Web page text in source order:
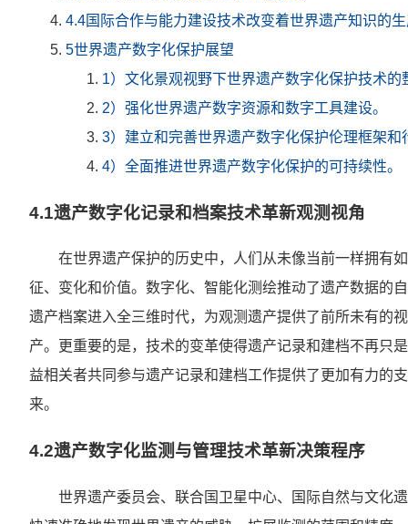
4.4国际合作与能力建设技术改变着世界遗产知识的
5世界遗产数字化保护展望
1）文化景观视野下世界遗产数字化保护技术的
2）强化世界遗产数字资源和数字工具建设。
3）建立和完善世界遗产数字化保护伦理框架和
4）全面推进世界遗产数字化保护的可持续性。
4.1遗产数字化记录和档案技术革新观测视角
在世界遗产保护的历史中，人们从未像当前一样拥有
征、变化和价值。数字化、智能化测绘推动了遗产数据的
遗产档案进入全三维时代，为观测遗产提供了前所未有的
产。更重要的是，技术的变革使得遗产记录和建档不再只
益相关者共同参与遗产记录和建档工作提供了更加有力的
来。
4.2遗产数字化监测与管理技术革新决策程序
世界遗产委员会、联合国卫星中心、国际自然与文化